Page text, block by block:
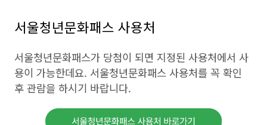
서울청년문화패스 사용처
서울청년문화패스가 당첨이 되면 지정된 사용처에서 사
용이 가능한데요. 서울청년문화패스 사용처를 꼭 확인
후 관람을 하시기 바랍니다.